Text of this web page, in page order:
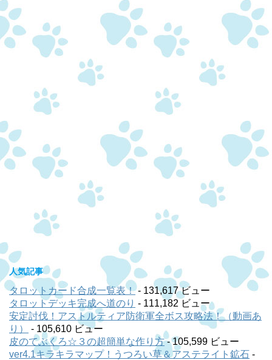
人気記事
タロットカード合成一覧表！- 131,617 ビュー
タロットデッキ完成へ道のり - 111,182 ビュー
安定討伐！アストルティア防衛軍全ボス攻略法！（動画あ
り）
- 105,610 ビュー
皮のてぶくろ☆３の超簡単な作り方- 105,599 ビュー
ver4.1キラキラマップ！うつろい草＆アステライト鉱石 -